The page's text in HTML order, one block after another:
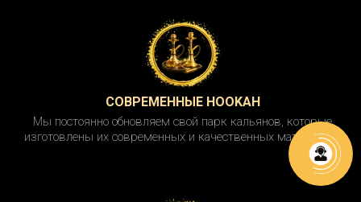
СОВРЕМЕННЫЕ HOOKAH
Мы постоянно обновляем свой парк кальянов, которые
изготовлены их современных и качественных материалов